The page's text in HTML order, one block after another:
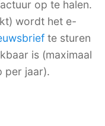
op te halen.
wordt het e-
te sturen
is (maximaal
per jaar).